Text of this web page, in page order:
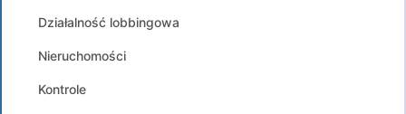
Działalność lobbingowa
Nieruchomości
Kontrole